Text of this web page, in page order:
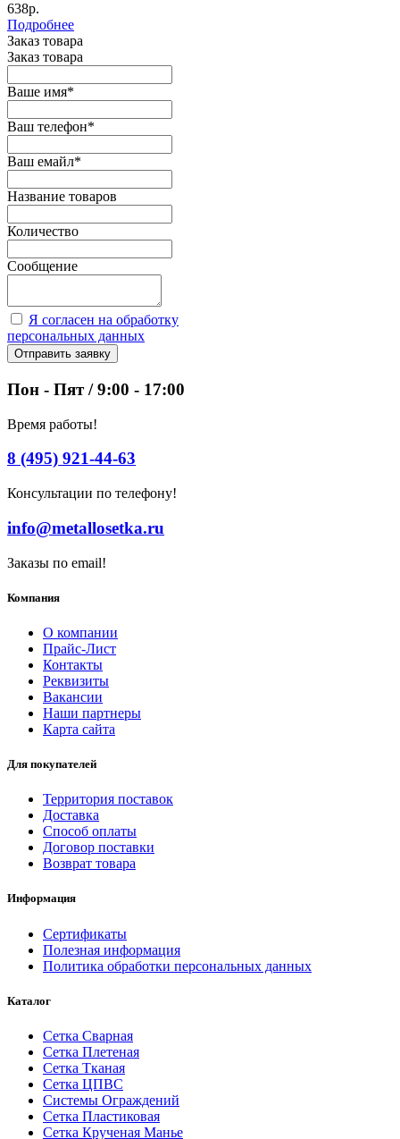
638р.
Подробнее
Заказ товара
Заказ товара
Ваше имя*
Ваш телефон*
Ваш емайл*
Название товаров
Количество
Сообщение
Я согласен на обработку
персональных данных
Отправить заявку
Пон - Пят / 9:00 - 17:00
Время работы!
8 (495) 921-44-63
Консультации по телефону!
info@metallosetka.ru
Заказы по email!
Компания
О компании
Прайс-Лист
Контакты
Реквизиты
Вакансии
Наши партнеры
Карта сайта
Для покупателей
Территория поставок
Доставка
Способ оплаты
Договор поставки
Возврат товара
Информация
Сертификаты
Полезная информация
Политика обработки персональных данных
Каталог
Сетка Сварная
Сетка Плетеная
Сетка Тканая
Сетка ЦПВС
Системы Ограждений
Сетка Пластиковая
Сетка Крученая Манье